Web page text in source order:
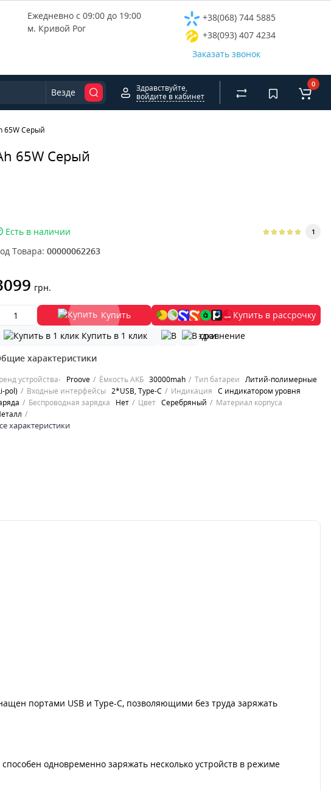
Ежедневно с 09:00 до 19:00
м. Кривой Рог
+38(068) 744 5885
+38(093) 407 4234
Заказать звонок
Везде
Здравствуйте,
войдите в кабинет
0
65W Серый
65W Серый
Есть в наличии 1
Товара: 00000062263
грн.
Купить
Купить в рассрочку
Купить в 1 клик
характеристики
устройства- Proove Ёмкость АКБ 30000mah Тип батареи Литий-полимерные
pol)
Входные интерфейсы 2*USB, Type-C Индикация С индикатором уровня
Беспроводная зарядка Нет Цвет Серебряный
Материал корпуса
характеристики
портами USB и Type-C, позволяющими без труда заряжать
одновременно заряжать несколько устройств в режиме